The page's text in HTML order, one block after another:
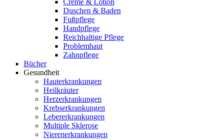
Creme & Lotion
Duschen & Baden
Fußpflege
Handpflege
Reichhaltige Pflege
Problemhaut
Zahnpflege
Bücher
Gesundheit
Hauterkrankungen
Heilkräuter
Herzerkrankungen
Krebserkrankungen
Lebererkrankungen
Multiple Sklerose
Nierenerkrankungen